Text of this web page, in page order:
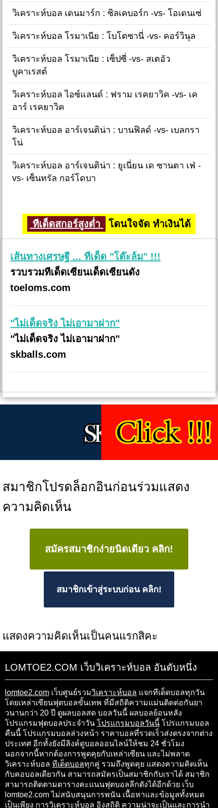
วิเคราะห์บอล เดนมาร์ก : ซิลเคบอร์ก -vs- โอเดนเซ่
วิเคราะห์บอล โรมาเนีย : โบโตซานี่ -vs- คอร์วินุล
วิเคราะห์บอล โรมาเนีย : เซ็ปซี่ -vs- สเตอัว
บูคาเรสต์
วิเคราะห์บอล ไอซ์แลนด์ : ฟราม เรคยาวิค -vs- เค
อาร์ เรคยาวิค
วิเคราะห์บอล อาร์เจนติน่า : บานฟิลด์ -vs- เบลกรา
โน่
วิเคราะห์บอล อาร์เจนติน่า : ยูเนี่ยน เด ซานตา เฟ่ -
vs- เซ็นทรัล กอร์โดบา
ทีเด็ดสกอร์สูงต่ำ โดนใจจัด ทำเงินได้
เส้นทางเศรษฐี ... ทีเด็ด "โต๊ะล้ม" !!!
รวบรวมทีเด็ดเซียนเด็ดเซียนดัง
toeloms.com
"ไม่เด็ดจริง ไม่เอามาฝาก"
"ไม่เด็ดจริง ไม่เอามาฝาก"
skballs.com
สมาชิกโปรดล็อกอินก่อนร่วมแสดง
ความคิดเห็น
สมัครสมาชิกง่ายนิดเดียว คลิก!
สมาชิกเข้าสู่ระบบก่อน คลิก!
แสดงความคิดเห็นเป็นคนแรกสิคะ
LOMTOE2.COM เว็บวิเคราะห์บอล อันดับหนึ่ง
lomtoe2.com เว็บศูนย์รวมวิเคราะห์บอล แจกทีเด็ดบอลทุกวัน
โดยเหล่าเซียนฟุตบอลขั้นเทพ ที่มีสถิติความแม่นติดต่อกันยา
วนานกว่า 20 ปี ดูผลบอลสด บอลวันนี้ ผลบอลย้อนหลัง
โปรแกรมฟุตบอลประจำวัน โปรแกรมบอลวันนี้ โปรแกรมบอล
คืนนี้ โปรแกรมบอลล่วงหน้า ราคาบอลที่รวดเร็วส่งตรงจากต่าง
ประเทศ อีกทั้งยังมีลิงค์ดูบอลออนไลน์ให้ชม 24 ชั่วโมง
นอกจากนี้หากต้องการพูดคุยกับเหล่าเซียน และไม่พลาด
วิเคราะห์บอล ทีเด็ดบอลทุกคู่ รวมถึงพูดคุย แสดงความคิดเห็น
กับคอบอลเดียวกัน สามารถสมัครเป็นสมาชิกกับเราได้ สมาชิก
สามารถติดตามตารางคะแนนฟุตบอลลีกดังได้อีกด้วย เว็บ
lomtoe2.com ไม่สนับสนุนการพนัน เนื้อหาและข้อมูลทั้งหมด
เป็นเพียง การวิเคราะห์บอล อิงสถิติ ความน่าจะเป็นและการนำ